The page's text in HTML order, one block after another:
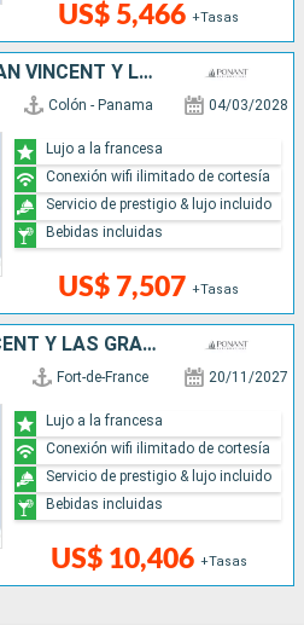
US$ 5,466 +Tasas
PANAMÁ, COLOMBIA, SAN VINCENT Y LAS GRANADINAS, SANTA LUCIA
Colón - Panama 04/03/2028
US$ 7,507 +Tasas
Lujo a la francesa
Conexión wifi ilimitado de cortesía
Servicio de prestigio & lujo incluido
Bebidas incluidas
SANTA LUCIA, SAN VINCENT Y LAS GRANADINAS, COLOMBIA, PANAMÁ
Fort-de-France 20/11/2027
US$ 10,406 +Tasas
Lujo a la francesa
Conexión wifi ilimitado de cortesía
Servicio de prestigio & lujo incluido
Bebidas incluidas